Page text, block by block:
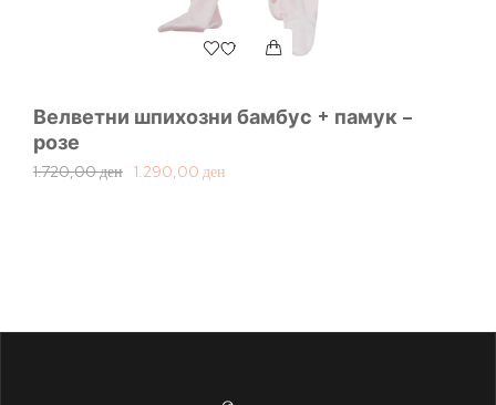
Велветни шпихозни бамбус + памук –
розе
1.720,00ден 1.290,00 ден